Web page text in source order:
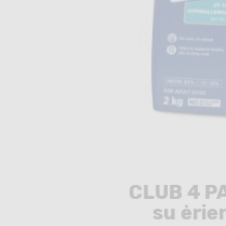
CLUB 4
su